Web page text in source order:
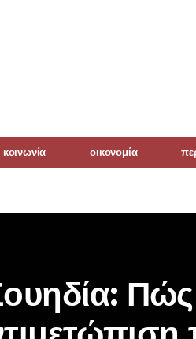
κοινωνία οικονομία